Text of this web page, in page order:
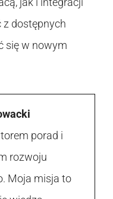
z dostępnych
się w nowym
porad i
rozwoju
Moja misja to